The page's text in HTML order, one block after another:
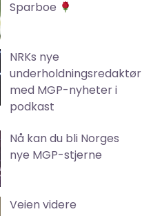
Sparboe
NRKs nye
underholdningsredaktør
med MGP-nyheter i
podkast
Nå kan du bli Norges
nye MGP-stjerne
Veien videre